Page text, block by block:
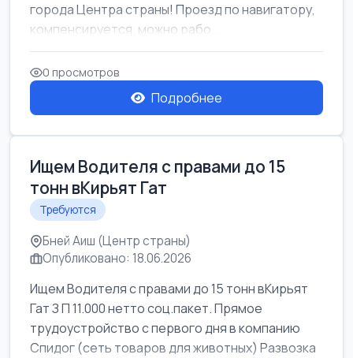
города Центра страны! Проезд по навигатору,
компенсируется. можно рабо...
0 просмотров
Подробнее
Ищем Водителя с правами до 15
тонн вКирьят Гат
Требуются
Бней Аиш (Центр страны)
Опубликовано: 18.06.2026
Ищем Водителя с правами до 15 тонн вКирьят
Гат З П 11.000 нетто соц.пакет. Прямое
трудоустройство с первого дня в компанию
Спидог (сеть товаров для животных) Развозка